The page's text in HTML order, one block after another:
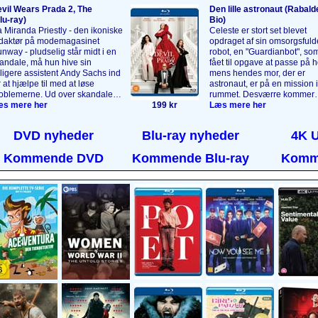
Wears Prada 2, The
Miranda Priestly - den ikoniske
på modemagasinet
- pludselig står midt i en
må hun hive sin
assistent Andy Sachs ind
at hjælpe til med at løse
Ud over skandalen
det umage par også forholde
Emily Charltons nye
Alle spillerne fra
første film er tilbage i deres
roller.Læs mere
....
mere her 199 kr
Den lille astronaut
Bio)
Celeste er stort set blevet
opdraget af sin
robot, en "Guardianbot",
fået til opgave at passe på
mens hendes mor, der er
astronaut, er på en mission i
rummet. Desværre kommer
Celestes mor aldrig hjem, så
til også at interessere sig for
voksen, er det hendes tur til
drage ud i rummet. En
animeret film om sorg,
drømme.Læs mere her....
Læs mere her
DVD nyheder Blu-ray nyheder
4K
Kommende DVD
Kommende Blu-ray